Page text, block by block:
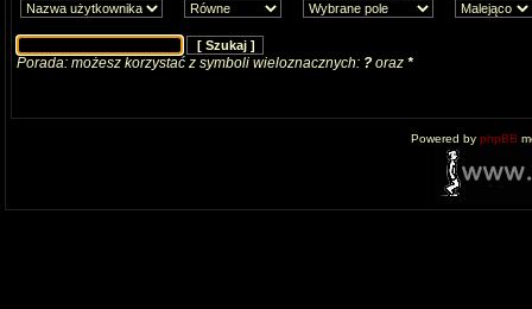
Porada: możesz korzystać z symboli wieloznacznych: ? oraz *
Powered by phpBB